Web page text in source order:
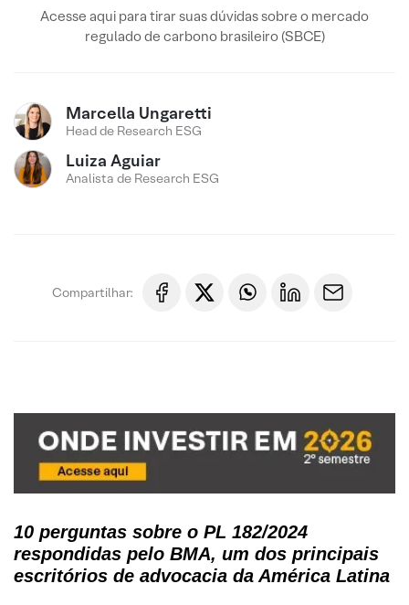
Acesse aqui para tirar suas dúvidas sobre o mercado
regulado de carbono brasileiro (SBCE)
Marcella Ungaretti
Head de Research ESG
Luiza Aguiar
Analista de Research ESG
Compartilhar:
10 perguntas sobre o PL 182/2024
respondidas pelo BMA, um dos principais
escritórios de advocacia da América Latina